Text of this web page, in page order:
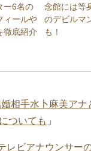
ー6名の
ィールや
徹底紹介
念館には等
のデビルマ
も！
相手水卜麻美アナ
ついても 」
レビアナウンサー